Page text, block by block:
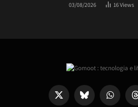
03/08/2026 16Views
X
Bluesky WhatsApp